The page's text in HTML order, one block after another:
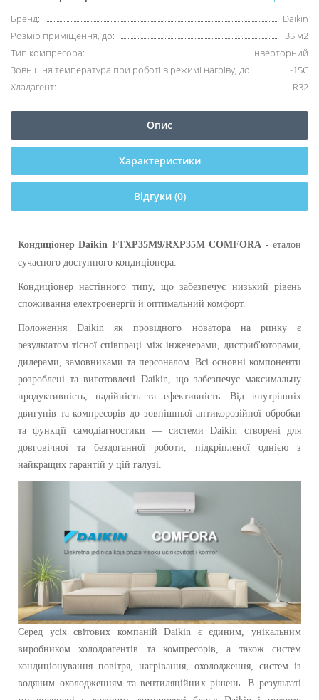
Бренд:
Daikin
Розмір приміщення, до:
35 м2
Тип компресора:
Інверторний
Зовнішня температура при роботі в режимі нагріву, до:
-15С
Хладагент:
R32
Опис
Характеристики
Відгуки (0)
КондиціонерDaikin FTXP35M9/RXP35M COMFORA - еталон
сучасного доступного кондиціонера.
Кондиціонер настінного типу, що забезпечує низький рівень
споживання електроенергії й оптимальний комфорт.
Положення Daikin як провідного новатора на ринку є
результатом тісної співпраці між інженерами, дистриб'юторами,
дилерами, замовниками та персоналом. Всі основні компоненти
розроблені та виготовлені Daikin, що забезпечує максимальну
продуктивність, надійність та ефективність. Від внутрішніх
двигунів та компресорів до зовнішньої антикорозійної обробки
та функції самодіагностики — системи Daikin створені для
довговічної та бездоганної роботи, підкріпленої однією з
найкращих гарантій у цій галузі.
Серед усіх світових компаній Daikin є єдиним, унікальним
виробником холодоагентів та компресорів, а також систем
кондиціонування повітря, нагрівання, охолодження, систем із
водяним охолодженням та вентиляційних рішень. В результаті